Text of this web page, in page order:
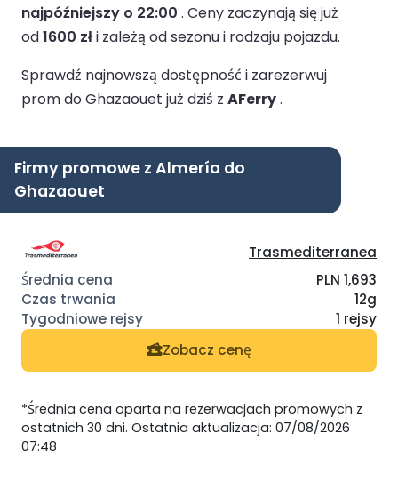
najpóźniejszy o 22:00 . Ceny zaczynają się już
od1600 złi zależą od sezonu i rodzaju pojazdu.
Sprawdź najnowszą dostępność i zarezerwuj
prom do Ghazaouet już dziś z AFerry.
Firmy promowe z Almería do
Ghazaouet
Trasmediterranea
PLN 1,693
12g
1 rejsy
Zobacz cenę
*Średnia cena oparta na rezerwacjach promowych z
ostatnich 30 dni. Ostatnia aktualizacja: 07/08/2026
07:48